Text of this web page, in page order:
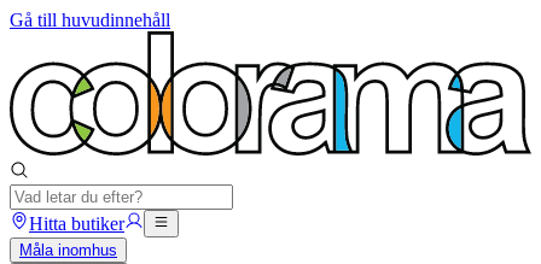
Gå till huvudinnehåll
Hitta butiker
Måla inomhus